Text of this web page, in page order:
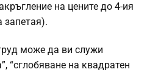
на цените до 4-ия
запетая).
може да ви служи
“сглобяване на квадратен